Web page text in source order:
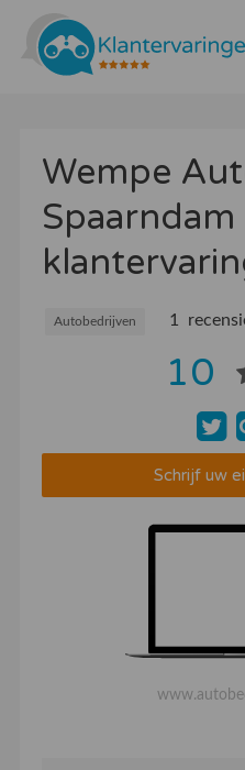
Tarieven
Bedrijven
Over ons
Blogs
Wempe
Spaarndam
Autobedrijven 1
10
Schrijf uw